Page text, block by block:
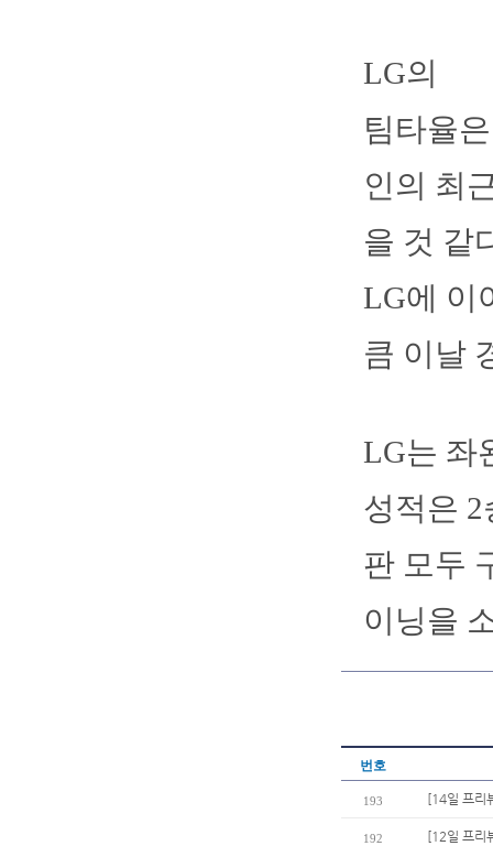
LG의
팀타율
인의 최
을 것 같
LG에 이
큼 이날
LG는 좌
성적은 2
판 모두
이닝을
번호
193 [14일 프리
192 [12일 프리